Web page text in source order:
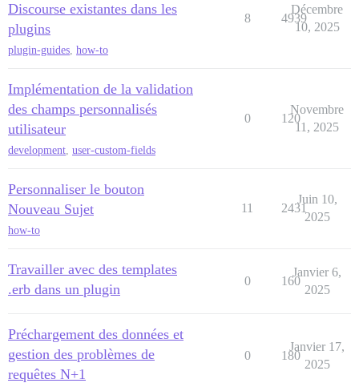
Discourse existantes dans les
plugins
plugin-guides, how-to
8 4939
Décembre
10, 2025
Implémentation de la validation
des champs personnalisés
utilisateur
development, user-custom-fields
0 120
Novembre
11, 2025
Personnaliser le bouton
Nouveau Sujet
how-to
11 2431
Juin 10,
2025
Travailler avec des templates
.erb dans un plugin
0 160
Janvier 6,
2025
Préchargement des données et
gestion des problèmes de
requêtes N+1
0 180
Janvier 17,
2025